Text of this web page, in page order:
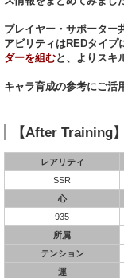
プレイヤー・サポーター
アビリティはREDタイプ
ダーを組むと、よりスキ
キャラ育成の参考にご活
【After Training
レアリティ
SSR
心
935
所属
テンション
運